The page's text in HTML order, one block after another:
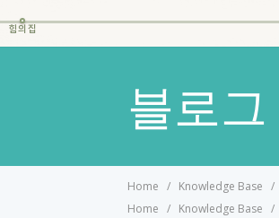
힘의집
블로그
Home Knowledge Base
Home
Knowledge Base